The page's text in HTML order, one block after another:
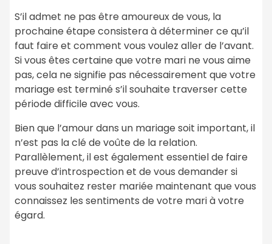
S’il admet ne pas être amoureux de vous, la
prochaine étape consistera à déterminer ce qu’il
faut faire et comment vous voulez aller de l’avant.
Si vous êtes certaine que votre mari ne vous aime
pas, cela ne signifie pas nécessairement que votre
mariage est terminé s’il souhaite traverser cette
période difficile avec vous.
Bien que l’amour dans un mariage soit important, il
n’est pas la clé de voûte de la relation.
Parallèlement, il est également essentiel de faire
preuve d’introspection et de vous demander si
vous souhaitez rester mariée maintenant que vous
connaissez les sentiments de votre mari à votre
égard.